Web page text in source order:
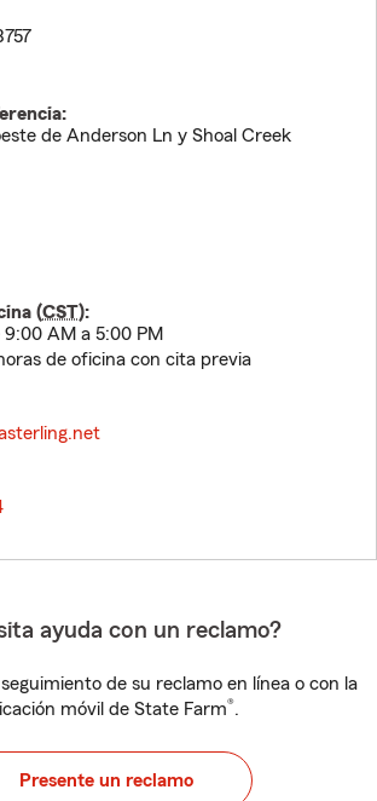
de Anderson Ln y Shoal Creek
(CST):
9:00 AM a 5:00 PM
de oficina con cita previa
ayuda con un reclamo?
de su reclamo en línea o con la
móvil de State Farm®.
Presente un reclamo